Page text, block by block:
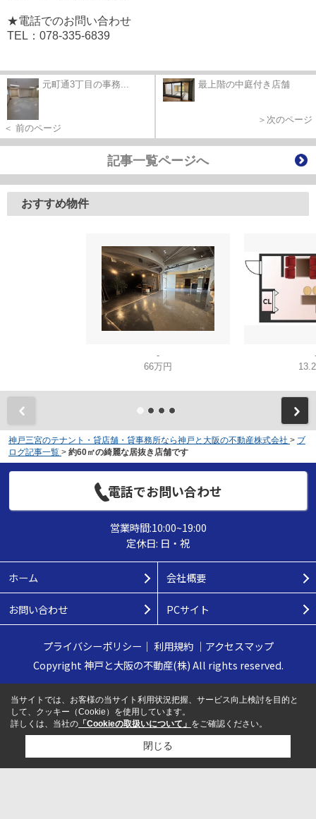
★電話でのお問い合わせ
TEL：078-335-6839
元町通3丁目の事務...
＜ 前のページ
最上階の中庭付き店舗
＞次のページ
記事一覧ページへ
おすすめ物件
-
66万円
神戸三宮のテナント・貸店舗・貸事務所なら神戸と大阪の不動産株式会社 > ブ
ログ記事一覧 > 約60㎡の綺麗な居抜き店舗です
電話でお問い合わせ
営業時間:10:00~19:00
定休日: 日・祝
ホーム 会社概要
お問い合わせ PCサイト
プライバシーポリシー ｜ 利用規約｜ アクセスマップ
Copyright 神戸と大阪の不動産(株) All rights reserved.
当サイトでは、お客様の当サイト利用状況把握、サービス向上検討を目的と
して、クッキー（Cookie）を使用しています。
詳しくは、当社の 「Cookieの取扱いについて」 をご確認ください。
閉じる